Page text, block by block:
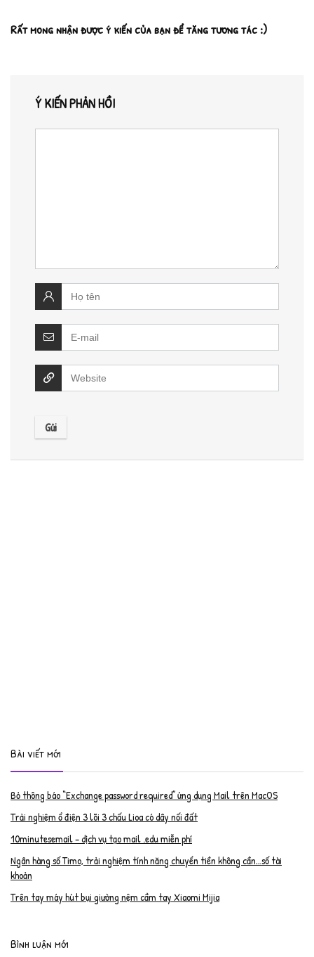
Rất mong nhận được ý kiến của bạn để tăng tương tác :)
Ý KIẾN PHẢN HỒI
Bài viết mới
Bỏ thông báo “Exchange password required” ứng dụng Mail trên MacOS
Trải nghiệm ổ điện 3 lõi 3 chấu Lioa có dây nối đất
10minutesemail – dịch vụ tạo mail .edu miễn phí
Ngân hàng số Timo, trải nghiệm tính năng chuyển tiền không cần…số tài
khoản
Trên tay máy hút bụi giường nệm cầm tay Xiaomi Mijia
Bình luận mới